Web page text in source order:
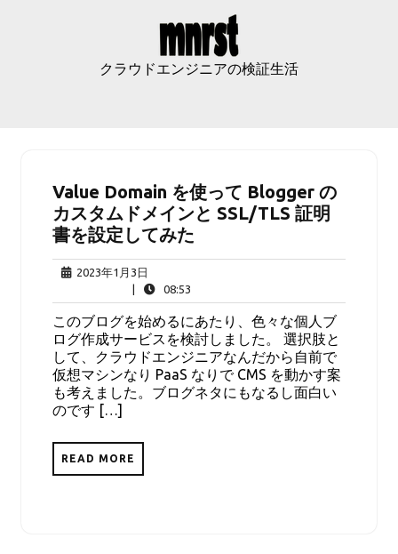
クラウドエンジニアの検証生活
Value Domain を使って Blogger の
カスタムドメインと SSL/TLS 証明
書を設定してみた
2023年1月3日
年
1
月
3
日
08:53
このブログを始めるにあたり、色々な個人ブ
ログ作成サービスを検討しました。 選択肢と
して、クラウドエンジニアなんだから自前で
仮想マシンなり PaaS なりで CMS を動かす案
も考えました。ブログネタにもなるし面白い
のです […]
READ MORE